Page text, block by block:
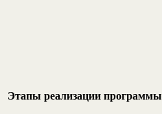
Этапы реализации программы